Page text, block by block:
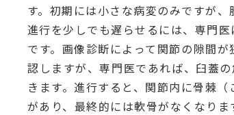
す。初期には小さな病変のみですが
進行を少しでも遅らせるには、専門
です。画像診断によって関節の隙間
認しますが、専門医であれば、臼蓋
きます。進行すると、関節内に骨棘
があり、最終的には軟骨がなくなり